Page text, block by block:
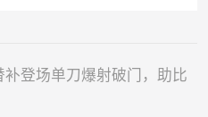
补登场单刀爆射破门，助比